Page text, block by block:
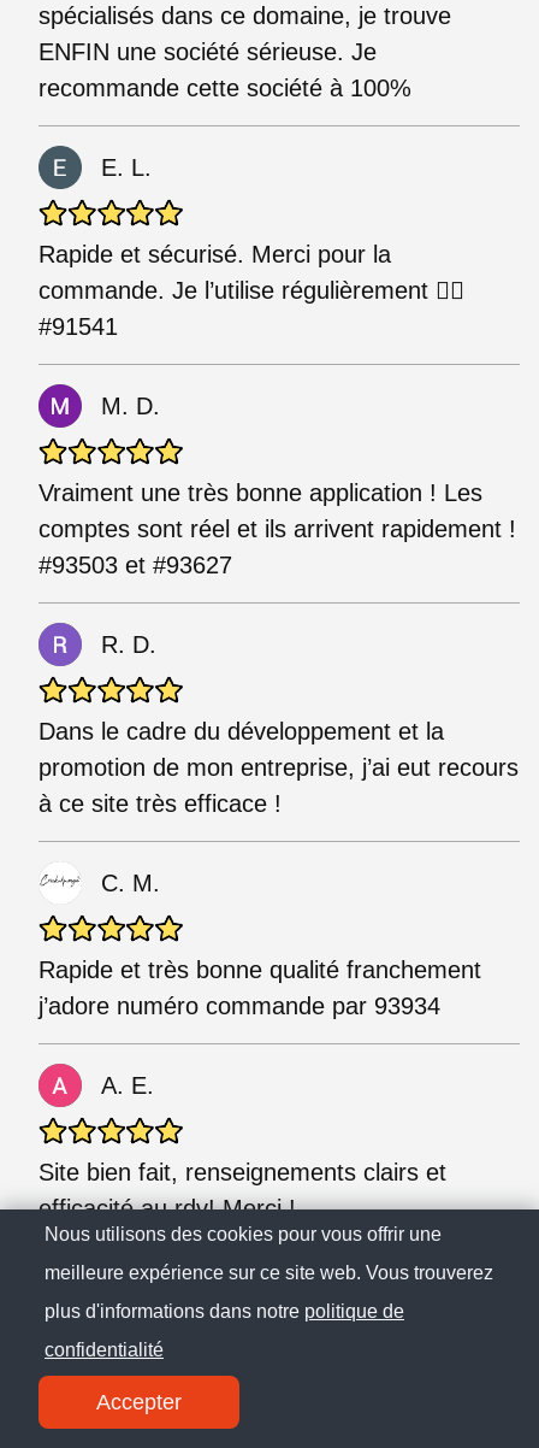
spécialisés dans ce domaine, je trouve
ENFIN une société sérieuse. Je
recommande cette société à 100%
E. L.
Rapide et sécurisé. Merci pour la
commande. Je l’utilise régulièrement 👍🏻
#91541
M. D.
Vraiment une très bonne application ! Les
comptes sont réel et ils arrivent rapidement !
#93503 et #93627
R. D.
Dans le cadre du développement et la
promotion de mon entreprise, j’ai eut recours
à ce site très efficace !
C. M.
Rapide et très bonne qualité franchement
j’adore numéro commande par 93934
A. E.
Site bien fait, renseignements clairs et
efficacité au rdv! Merci !
C. S.
Expérience très intéressante, cela permet de
donner une chance au compte moins
Nous utilisons des cookies pour vous offrir une
meilleure expérience sur ce site web. Vous trouverez
plus d'informations dans notre politique de
confidentialité
Accepter